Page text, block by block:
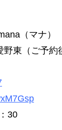
（マナ）
東（ご予約
30